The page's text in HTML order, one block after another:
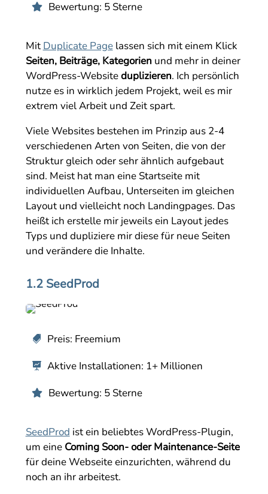
 Bewertung: 5 Sterne
Mit Duplicate Pagelassen sich mit einem Klick
Seiten, Beiträge, Kategorienund mehr in deiner
WordPress-Websiteduplizieren. Ich persönlich
nutze es in wirklich jedem Projekt, weil es mir
extrem viel Arbeit und Zeit spart.
Viele Websites bestehen im Prinzip aus 2-4
verschiedenen Arten von Seiten, die von der
Struktur gleich oder sehr ähnlich aufgebaut
sind. Meist hat man eine Startseite mit
individuellen Aufbau, Unterseiten im gleichen
Layout und vielleicht noch Landingpages. Das
heißt ich erstelle mir jeweils ein Layout jedes
Typs und dupliziere mir diese für neue Seiten
und verändere die Inhalte.
1.2 SeedProd
 Preis: Freemium
 Aktive Installationen: 1+ Millionen
 Bewertung: 5 Sterne
SeedProd ist ein beliebtes WordPress-Plugin,
um eine Coming Soon- oder Maintenance-Seite
für deine Webseite einzurichten, während du
noch an ihr arbeitest.